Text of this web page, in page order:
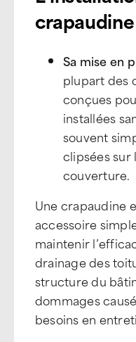
crapaudine
Sa mise en
plupart des
conçues
installées
souvent
clipsées sur
couverture.
Une crapaudine
accessoire
maintenir
drainage des
structure du
dommages
besoins en